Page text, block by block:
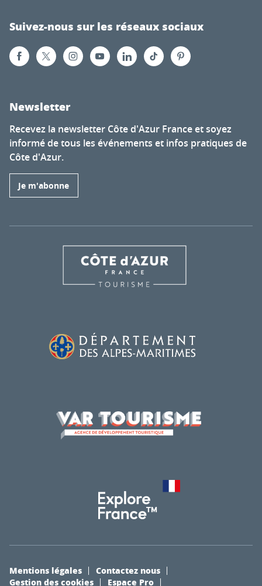
Suivez-nous sur les réseaux sociaux
Newsletter
Recevez la newsletter Côte d'Azur France et soyez
informé de tous les événements et infos pratiques de
Côte d'Azur.
Je m'abonne
Mentions légales
Contactez nous
Gestion des cookies
Espace Pro